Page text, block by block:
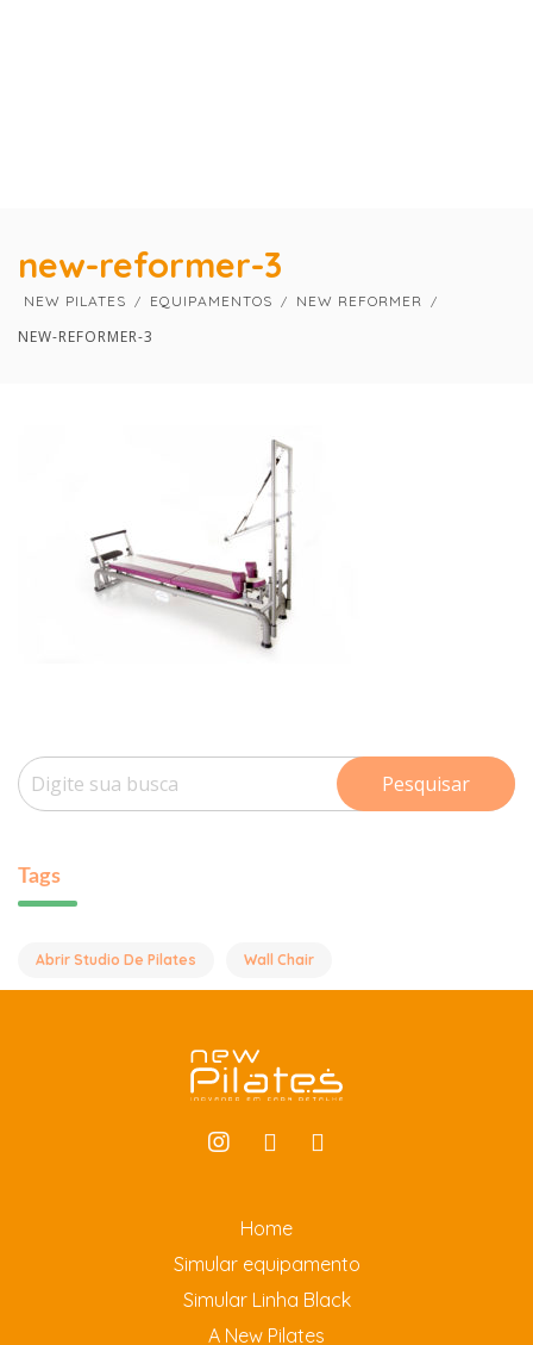
new-reformer-3
NEW PILATES EQUIPAMENTOS NEW REFORMER
NEW-REFORMER-3
Pesquisar
Tags
Abrir Studio De Pilates Wall Chair
Home
Simular equipamento
Simular Linha Black
A New Pilates